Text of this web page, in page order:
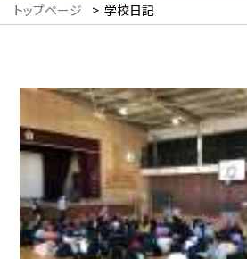
トップページ > 学校日記